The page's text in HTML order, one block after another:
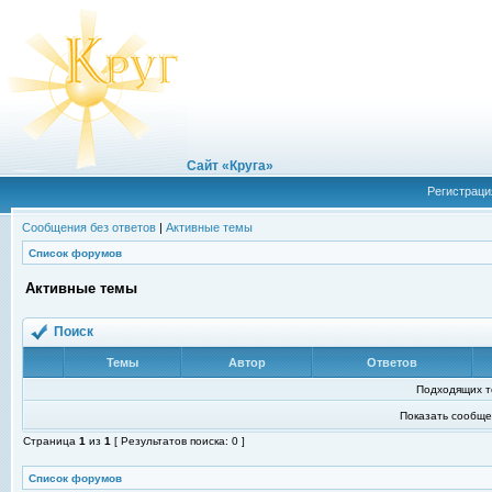
Сайт «Круга»
Сообщения без ответов | Активные темы
Список форумов
Активные темы
Поиск
Темы Автор Ответов
Подходящих
Показать
Страница 1 из 1 [ Результатов поиска: 0 ]
Список форумов